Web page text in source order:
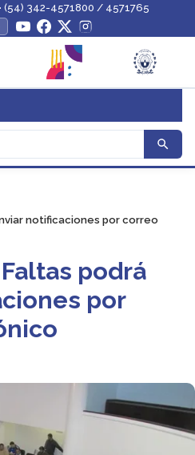
(54) 342-4571800 / 4571765
notificaciones por correo
podrá
por